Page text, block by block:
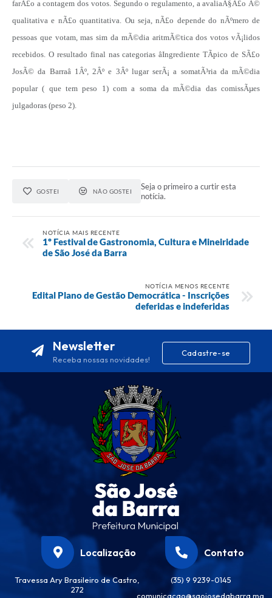
farÃ£o a contagem dos votos. Segundo o regulamento, a avaliaÃ§Ã£o Ã©
qualitativa e nÃ£o quantitativa. Ou seja, nÃ£o depende do nÃºmero de
pessoas que votam, mas sim da mÃ©dia aritmÃ©tica dos votos vÃ¡lidos
recebidos. O resultado final nas categorias âIngrediente TÃ­pico de SÃ£o
JosÃ© da Barraâ 1Âº, 2Âº e 3Âº lugar serÃ¡ a somatÃ³ria da mÃ©dia
popular ( que tem peso 1) com a soma da mÃ©dia das comissÃµes
julgadoras (peso 2).
GOSTEI NÃO GOSTEI
Seja o primeiro a curtir esta
notícia.
NOTÍCIA MAIS RECENTE
1º Festival de Gastronomia, Cultura e Mineiridade
de São José da Barra
NOTÍCIA MENOS RECENTE
Edital Plano de Gestão Democrática - Inscrições
deferidas e indeferidas
Newsletter
Receba nossas novidades!
Cadastre-se
Localização
Travessa Ary Brasileiro de Castro,
272
Contato
(35) 9 9239-0145
comunicacao@saojosedabarra.mg.